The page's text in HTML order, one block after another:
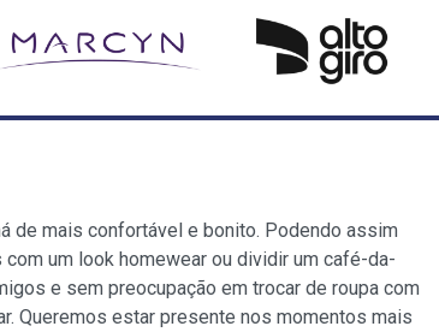
de mais confortável e bonito. Podendo assim
um look homewear ou dividir um café-da-
e sem preocupação em trocar de roupa com
Queremos estar presente nos momentos mais